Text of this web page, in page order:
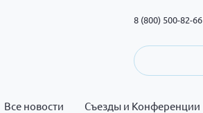
8 (800) 500-82-66
Все новости Съезды и Конференции